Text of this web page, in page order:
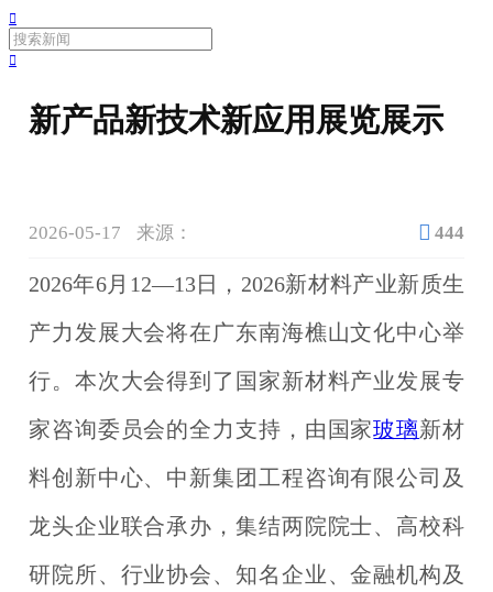


新产品新技术新应用展览展示
2026-05-17 来源：  444
2026年6月12—13日，2026新材料产业新质生
产力发展大会将在广东南海樵山文化中心举
行。本次大会得到了国家新材料产业发展专
家咨询委员会的全力支持，由国家玻璃新材
料创新中心、中新集团工程咨询有限公司及
龙头企业联合承办，集结两院院士、高校科
研院所、行业协会、知名企业、金融机构及